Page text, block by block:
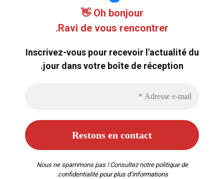
Oh bonjour 👋
Ravi de vous rencontrer.
Inscrivez-vous pour recevoir l'actualité du
jour dans votre boîte de réception.
Nous ne spammons pas ! Consultez notre politique de
confidentialitépour plus d’informations.